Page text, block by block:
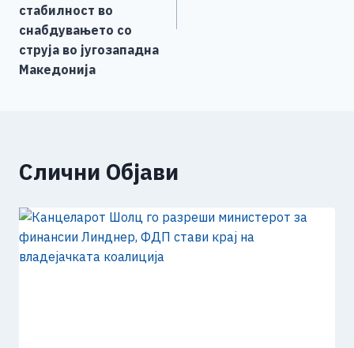
стабилност во
снабдувањето со
струја во југозападна
Македонија
Слични Објави